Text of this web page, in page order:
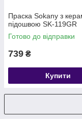
Праска Sokany з
підошвою SK-119GR
Готово до відправки
739 ₴
Купити